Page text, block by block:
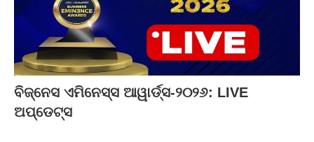
ବିଜ୍‌ନେସ ଏମିନେସ୍ସ ଆୱାର୍ଡ୍ସ-୨୦୨୬: LIVE
ଅପ୍‌ଡେଟ୍ସ